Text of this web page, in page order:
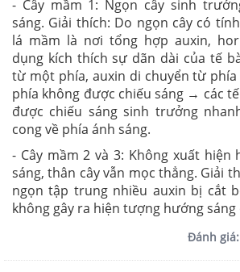
- Cây mầm 1: Ngọn cây sinh
sáng. Giải thích: Do ngọn cây có
lá mầm là nơi tổng hợp auxin,
dụng kích thích sự dãn dài của tế
từ một phía, auxin di chuyển từ phía
phía không được chiếu sáng → các
được chiếu sáng sinh trưởng
cong về phía ánh sáng.
- Cây mầm 2 và 3: Không xuất
sáng, thân cây vẫn mọc thẳng. Giải
ngọn tập trung nhiều auxin bị cắt
không gây ra hiện tượng hướng sáng
Đánh giá: